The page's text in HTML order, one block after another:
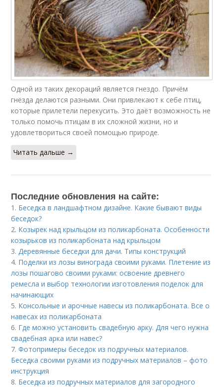
Одной из таких декораций является гнездо. Причём
гнёзда делаются разными. Они привлекают к себе птиц,
которые прилетели перекусить. Это даёт возможность не
только помочь птицам в их сложной жизни, но и
удовлетвориться своей помощью природе.
Читать дальше →
Последние обновления на сайте:
1. Беседка в ландшафтном дизайне. Какие бывают виды
беседок?
2. Козырек над крыльцом из поликарбоната. Особенности
козырьков из поликарбоната над крыльцом
3. Деревянные беседки для дачи. Типы конструкций
4. Поделки из лозы винограда своими руками. Плетение из
лозы пошагово своими руками: освоение древнего
ремесла и выбор технологии изготовления поделок для
начинающих
5. Консольные и арочные навесы из поликарбоната. Все о
навесах из поликарбоната
6. Где можно установить свадебную арку. Для чего нужна
свадебная арка или навес?
7.Фотопримеры беседок из подручных материалов.
Беседка своими руками из подручных материалов – фото
инструкция
8. Беседка из подручных материалов для загородного